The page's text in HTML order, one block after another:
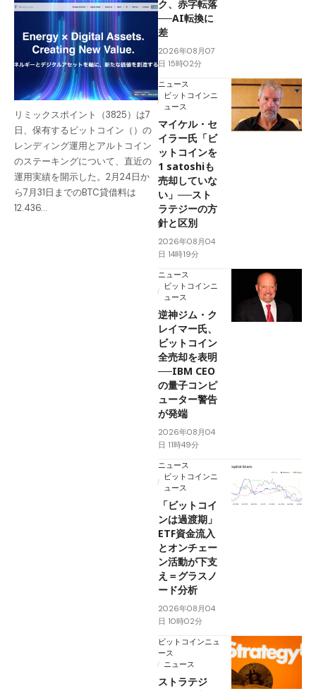
リミックスポイント（3825）は7
日、保有するビットコイン（）の
レンディング運用とアルトコイン
のステーキングについて、直近の
運用実績を開示した。2月24日か
ら7月31日までのBTC貸借料は
12.436…
ク、赤字転落
──AI転換に
差
2026年08月07
日 15時02分
ニュース
ビットコインニ
ュース
マイケル・セ
イラー氏「ビ
ットコインを
1 satoshiも
売却していな
い」──スト
ラテジーの方
針と区別
2026年08月04
日 14時19分
ニュース
ビットコインニ
ュース
逆神ジム・ク
レイマー氏、
ビットコイン
全売却を表明
──IBM CEO
の量子コンピ
ューター警告
が発端
2026年08月04
日 11時49分
ニュース
ビットコインニ
ュース
「ビットコイ
ンは過渡期」
ETF資金流入
とオンチェー
ン活動が下支
え＝グラスノ
ード分析
2026年08月04
日 10時02分
ビットコインニュ
ース
ニュース
ストラテジ